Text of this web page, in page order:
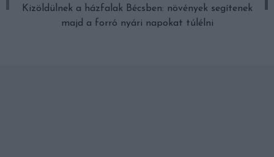
Kizöldülnek a házfalak Bécsben: növények segítenek
majd a forró nyári napokat túlélni